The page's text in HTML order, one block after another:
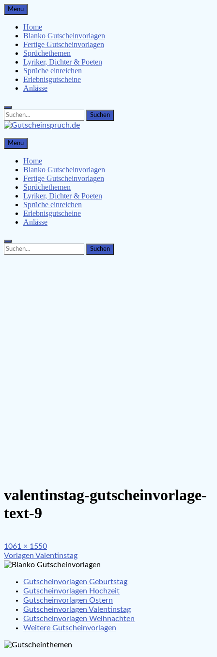
Skip
to
content
Menu
Home
Blanko Gutscheinvorlagen
Fertige Gutscheinvorlagen
Sprüchethemen
Lyriker, Dichter & Poeten
Sprüche einreichen
Erlebnisgutscheine
Anlässe
Search
for:
Search
Gutscheinspruch.de
Gutscheinsprüche & Gutscheinvorlagen finden
Menu
Home
Blanko Gutscheinvorlagen
Fertige Gutscheinvorlagen
Sprüchethemen
Lyriker, Dichter & Poeten
Sprüche einreichen
Erlebnisgutscheine
Anlässe
Search
for:
Search
valentinstag-gutscheinvorlage-
text-9
Full
size
1061 × 1550
Beitragsnavigation
Vorlagen Valentinstag
Gutscheinvorlagen Geburtstag
Gutscheinvorlagen Hochzeit
Gutscheinvorlagen Ostern
Gutscheinvorlagen Valentinstag
Gutscheinvorlagen Weihnachten
Weitere Gutscheinvorlagen